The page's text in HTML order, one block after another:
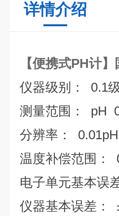
详情介绍
【便携式PH计
仪器级别： 0.1
测量范围：
pH
分辨率：
温度补偿范围：
电子单元基本误
仪器基本误差：